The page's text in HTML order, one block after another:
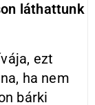
láthattunk
ezt
ha nem
bárki